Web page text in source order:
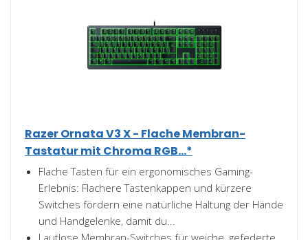
Razer Ornata V3 X - Flache Membran-
Tastatur mit Chroma RGB...*
Flache Tasten für ein ergonomisches Gaming-
Erlebnis: Flachere Tastenkappen und kürzere
Switches fördern eine natürliche Haltung der Hände
und Handgelenke, damit du...
Lautlose Membran-Switches für weiche, gefederte